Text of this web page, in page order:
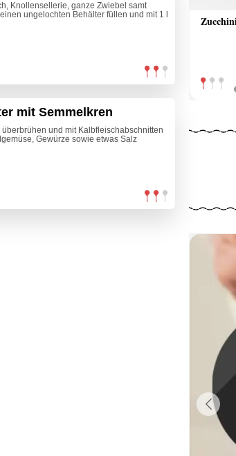
Knollensellerie, ganze Zwiebel samt
ungelochten Behälter füllen und mit 1 l
mit Semmelkren
und mit Kalbfleischabschnitten
Gewürze sowie etwas Salz
Bananenschnitten
Previous